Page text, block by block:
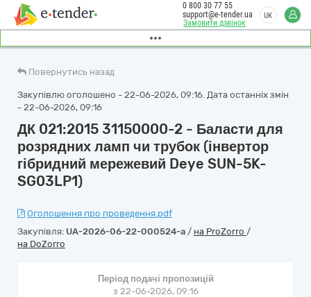
Замовити дзвінок
0 800 30 77 55
support@e-tender.ua
UK
Повернутись назад
Закупівлю оголошено - 22-06-2026, 09:16. Дата останніх змін
- 22-06-2026, 09:16
ДК 021:2015 31150000-2 - Баласти для
розрядних ламп чи трубок (інвертор
гібридний мережевий Deye SUN-5K-
SG03LP1)
Оголошення про проведення.pdf
Закупівля: UA-2026-06-22-000524-a / на ProZorro /
на DoZorro
Період подачі пропозицій
з 22-06-2026, 09:16